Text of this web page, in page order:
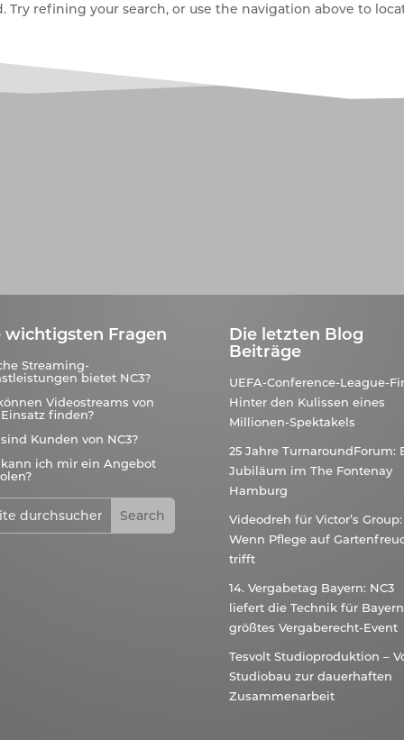
refining your search, or use the navigation above to
wichtigsten Fragen
Streaming-
bietet NC3?
Videostreams von
Einsatz finden?
Kunden von NC3?
ich mir ein Angebot
Die letzten Blog
Beiträge
UEFA-Conference-League-
Hinter den Kulissen eines
Millionen-Spektakels
25 Jahre TurnaroundForum:
Jubiläum im The Fontenay
Hamburg
Videodreh für Victor’s Group:
Wenn Pflege auf
trifft
14. Vergabetag Bayern: NC3
liefert die Technik für
größtes Vergaberecht-Event
Tesvolt Studioproduktion –
Studiobau zur dauerhaften
Zusammenarbeit